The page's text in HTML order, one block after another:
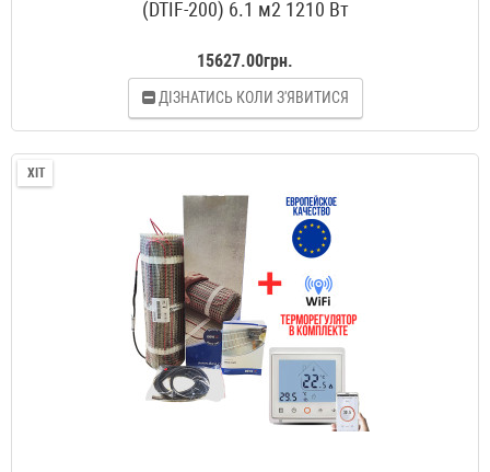
(DTIF-200) 6.1 м2 1210 Вт
15627.00грн.
ДІЗНАТИСЬ КОЛИ З'ЯВИТИСЯ
ХІТ